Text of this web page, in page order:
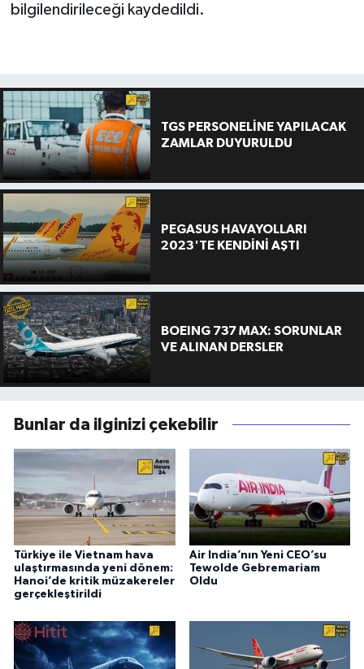
bilgilendirileceği kaydedildi.
TGS PERSONELİNE YAPILACAK
ZAMLAR DUYURULDU
PEGASUS HAVAYOLLARI
2023'TE KENDİNİ AŞTI
BOEING 737 MAX: SORUNLAR
VE ALINAN DERSLER
Bunlar da ilginizi çekebilir
Türkiye ile Vietnam hava
ulaştırmasında yeni dönem:
Hanoi’de kritik müzakereler
gerçekleştirildi
Air India’nın Yeni CEO’su
Tewolde Gebremariam
Oldu